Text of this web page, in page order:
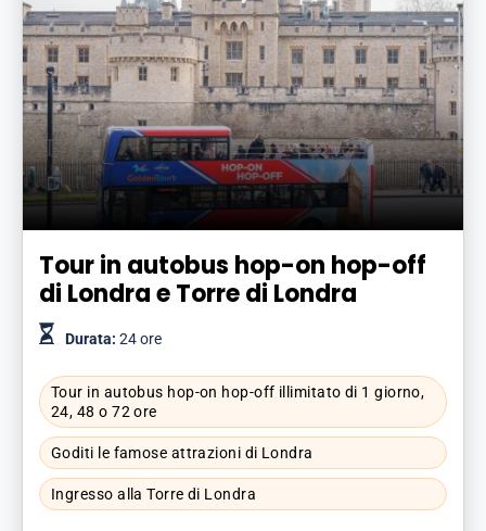
Tour in autobus hop-on hop-off
di Londra e Torre di Londra
Durata: 24 ore
Tour in autobus hop-on hop-off illimitato di 1 giorno,
24, 48 o 72 ore
Goditi le famose attrazioni di Londra
Ingresso alla Torre di Londra